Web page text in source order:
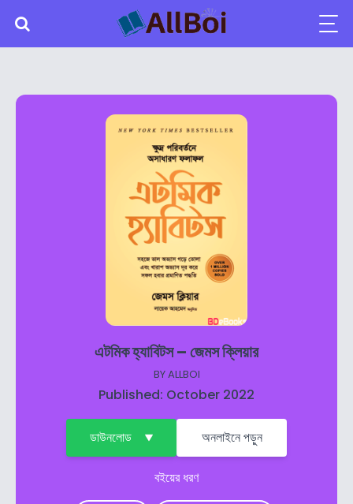
এটমিক হ্যাবিটস – জেমস ক্লিয়ার
BYALLBOI
Published: October 2022
ডাউনলোড অনলাইনে পড়ুন
বইয়ের ধরণ